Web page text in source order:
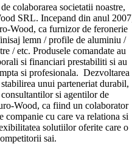
colaborarea societatii noastre,
SRL. Incepand din anul
Wood, ca furnizor de feronerie
lemn / profile de aluminiu /
/ etc. Produsele comandate au
si financiari prestabiliti si au
si profesionala. Dezvoltarea
unui parteneriat durabil,
si agentilor de
Wood, ca fiind un colaborator
companie cu care va relationa si
solutiilor oferite care o
sai.